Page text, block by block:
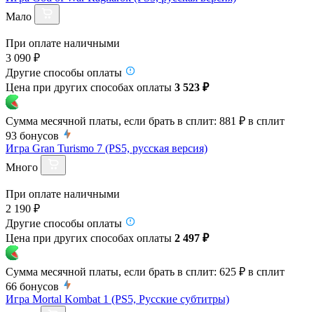
Мало
При оплате наличными
3 090 ₽
Другие способы оплаты
Цена при других способах оплаты 3 523 ₽
Сумма месячной платы, если брать в сплит: 881 ₽ в сплит
93 бонусов
Игра Gran Turismo 7 (PS5, русская версия)
Много
При оплате наличными
2 190 ₽
Другие способы оплаты
Цена при других способах оплаты 2 497 ₽
Сумма месячной платы, если брать в сплит: 625 ₽ в сплит
66 бонусов
Игра Mortal Kombat 1 (PS5, Русские субтитры)